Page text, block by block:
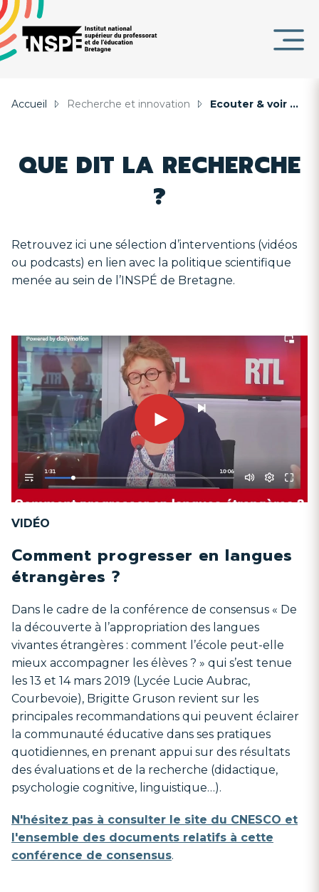
au
contenu
principal
d'Ariane
Accueil Recherche et innovation Ecouter & voir ...
QUE DIT LA RECHERCHE
?
Retrouvez ici une sélection d’interventions (vidéos
ou podcasts) en lien avec la politique scientifique
menée au sein de l’INSPÉ de Bretagne.
VIDÉO
Comment progresser en langues
étrangères ?
Dans le cadre de la conférence de consensus « De
la découverte à l’appropriation des langues
vivantes étrangères : comment l’école peut-elle
mieux accompagner les élèves ? » qui s’est tenue
les 13 et 14 mars 2019 (Lycée Lucie Aubrac,
Courbevoie), Brigitte Gruson revient sur les
principales recommandations qui peuvent éclairer
la communauté éducative dans ses pratiques
quotidiennes, en prenant appui sur des résultats
des évaluations et de la recherche (didactique,
psychologie cognitive, linguistique…).
N'hésitez pas à consulter le site du CNESCO et
l'ensemble des documents relatifs à cette
conférence de consensus.
courante
DE
Panneau de gestion des cookies